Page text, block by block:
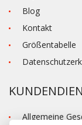
Blog
Kontakt
Größentabelle
Allgemeine